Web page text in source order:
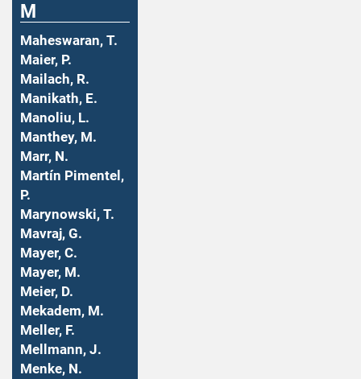
M
Maheswaran, T.
Maier, P.
Mailach, R.
Manikath, E.
Manoliu, L.
Manthey, M.
Marr, N.
Martín Pimentel,
P.
Marynowski, T.
Mavraj, G.
Mayer, C.
Mayer, M.
Meier, D.
Mekadem, M.
Meller, F.
Mellmann, J.
Menke, N.